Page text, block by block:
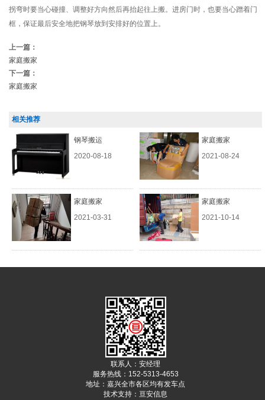
拐弯时要当心碰撞、调整好方向然后再抬起往上搬。进房门时，也要当心蹭着门
框，保证最后安全地把钢琴放到安排好的位置上。
上一篇：
家庭搬家
下一篇：
家庭搬家
相关推荐
钢琴搬运
2020-08-18
家庭搬家
2021-08-24
家庭搬家
2021-03-31
家庭搬家
2021-10-14
联系人：安经理
服务热线：152-5313-4653
地址：嘉兴全市各区均有发车点
技术支持： 亘安信息